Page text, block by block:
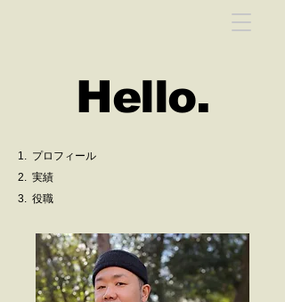
Hello.
1. プロフィール
2. 実績
3. 役職